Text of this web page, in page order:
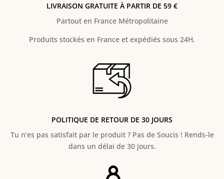
LIVRAISON GRATUITE À PARTIR DE 59 €
Partout en France Métropolitaine
Produits stockés en France et expédiés sous 24H.
POLITIQUE DE RETOUR DE 30 JOURS
Tu n’es pas satisfait par le produit ? Pas de Soucis ! Rends-le
dans un délai de 30 jours.